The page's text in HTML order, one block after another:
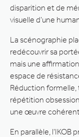
disparition et de
visuelle d’une
La scénographie
redécouvrir sa
mais une
espace de
Réduction
répétition
une œuvre
En parallèle, l’IKOB